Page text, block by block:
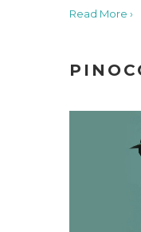
Read More ›